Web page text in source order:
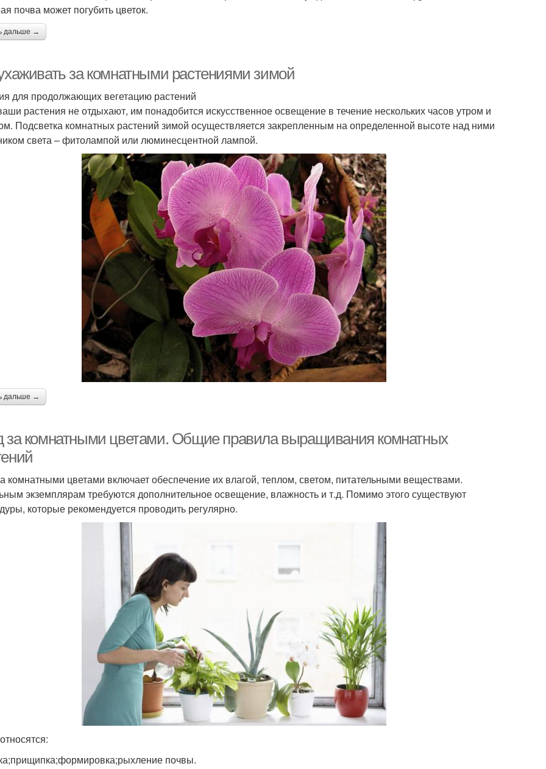
почва может погубить цветок.
дальше →
за комнатными растениями зимой
для продолжающих вегетацию растений
растения не отдыхают, им понадобится искусственное освещение в течение нескольких часов утром и
Подсветка комнатных растений зимой осуществляется закрепленным на определенной высоте над ними
света – фитолампой или люминесцентной лампой.
дальше →
за комнатными цветами. Общие правила выращивания комнатных
комнатными цветами включает обеспечение их влагой, теплом, светом, питательными веществами.
экземплярам требуются дополнительное освещение, влажность и т.д. Помимо этого существуют
которые рекомендуется проводить регулярно.
почвы.